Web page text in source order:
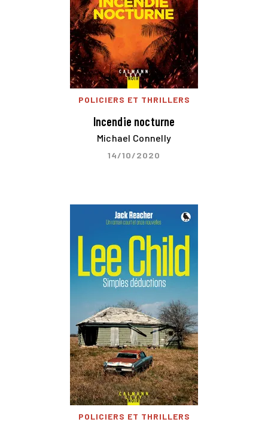
POLICIERS ET THRILLERS
Incendie nocturne
Michael Connelly
14/10/2020
POLICIERS ET THRILLERS